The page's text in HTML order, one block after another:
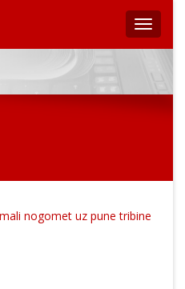
nogomet uz pune tribine